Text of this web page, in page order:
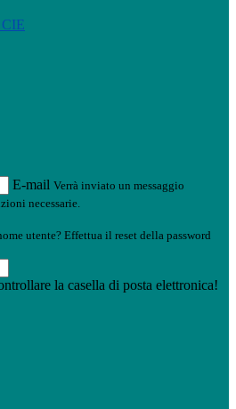
CIE
E-mail Verrà inviato un messaggio
necessarie.
utente? Effettua il reset della password
la casella di posta elettronica!